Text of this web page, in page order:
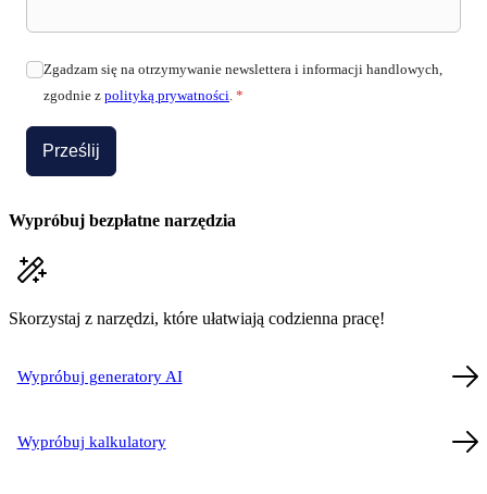
Zgadzam się na otrzymywanie newslettera i informacji handlowych,
zgodnie z polityką prywatności *
Prześlij
Wypróbuj bezpłatne narzędzia
Skorzystaj z narzędzi, które ułatwiają codzienna pracę!
Wypróbuj generatory AI
Wypróbuj kalkulatory